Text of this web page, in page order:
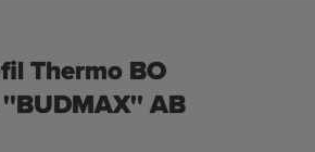
AB